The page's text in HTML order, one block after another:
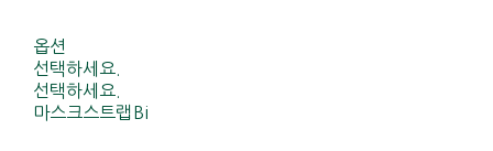
옵션
선택하세요.
선택하세요.
마스크스트랩Bi